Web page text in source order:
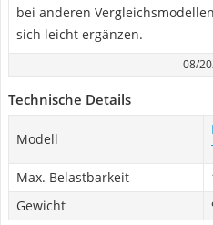
bei anderen
sich leicht ergänzen.
08/
Technische Details
Modell
Max. Belastbarkeit
Gewicht